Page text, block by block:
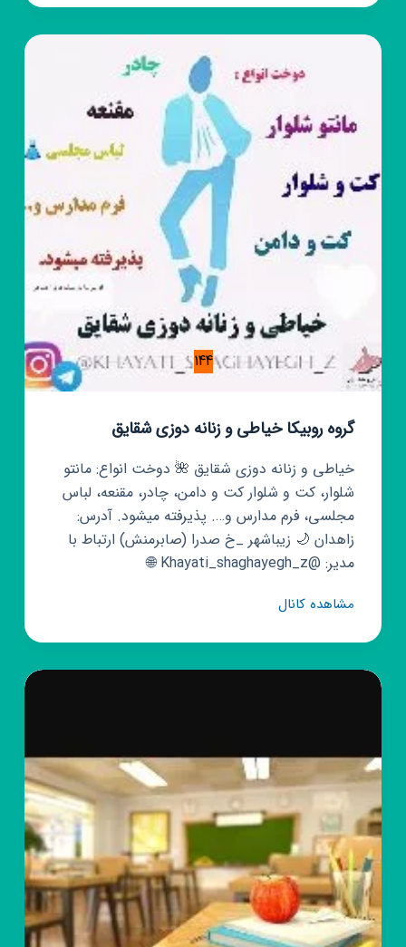
نت
باوی|
خبری
😷
144
گروه روبیکا خیاطی و زنانه دوزی شقایق
خیاطی و زنانه دوزی شقایق 🌺 دوخت انواع: مانتو
شلوار، کت و شلوار کت و دامن، چادر، مقنعه، لباس
مجلسی، فرم مدارس و…. پذیرفته میشود. آدرس:
زاهدان 🌙 زیباشهر _خ صدرا (صابرمنش) ارتباط با
مدیر: @Khayati_shaghayegh_z 🌐
مشاهده کانالگروه
خیاطی
و